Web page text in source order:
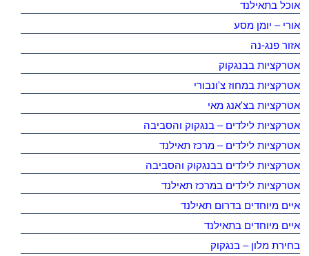
אוכל בתאילנד
אורי – יומן מסע
אזור פנג-נה
אטרקציות בבנגקוק
אטרקציות במחוז צ'ונבורי
אטרקציות בצ'אנג מאי
אטרקציות לילדים – בנגקוק והסביבה
אטרקציות לילדים – מרכז תאילנד
אטרקציות לילדים בבנגקוק והסביבה
אטרקציות לילדים במרכז תאילנד
איים מיוחדים בדרום תאילנד
איים מיוחדים בתאילנד
בחירת מלון – בנגקוק